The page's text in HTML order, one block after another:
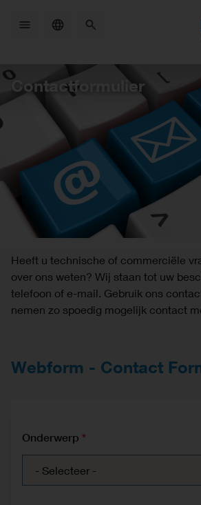
Contactformulier
Heeft u technische of commerciële
over ons weten? Wij staan tot uw
telefoon of e-mail. Gebruik ons
nemen zo spoedig mogelijk contact
Webform - Contact
Onderwerp